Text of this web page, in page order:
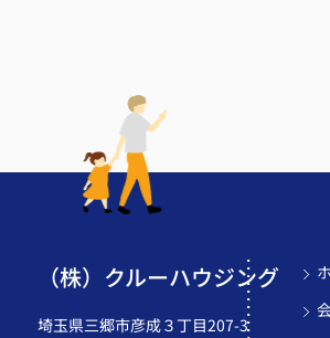
（株）クルーハウジング
埼玉県三郷市彦成３丁目207-3